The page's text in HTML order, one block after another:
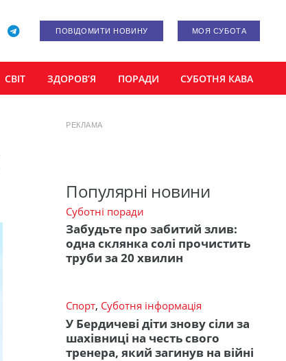
ПОВІДОМИТИ НОВИНУ МОЯ СУБОТА
СВІТ ЗДОРОВ’Я ПОРАДИ СУБОТНЯ КАВА
РЕКЛАМА
Популярні новини
Суботні поради
Забудьте про забитий злив:
одна склянка солі прочистить
труби за 20 хвилин
Спорт, Суботня інформація
У Бердичеві діти знову сіли за
шахівниці на честь свого
тренера, який загинув на війні